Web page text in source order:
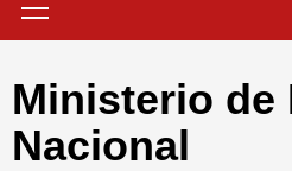
primario
Ministerio de
Nacional